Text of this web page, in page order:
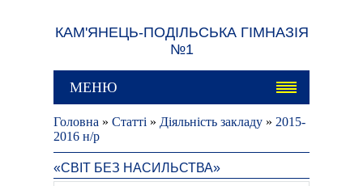
КАМ'ЯНЕЦЬ-ПОДІЛЬСЬКА ГІМНАЗІЯ
№1
МЕНЮ
Головна » Статті » Діяльність закладу » 2015-
2016 н/р
«СВІТ БЕЗ НАСИЛЬСТВА»